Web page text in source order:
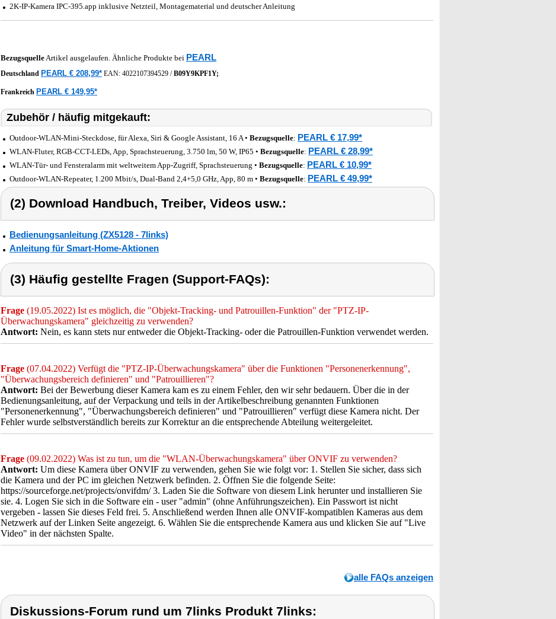
2K-IP-Kamera IPC-395.app inklusive Netzteil, Montagematerial und deutscher Anleitung
BezugsquelleArtikel ausgelaufen. Ähnliche Produkte bei PEARL
Deutschland PEARL € 208,99* EAN: 4022107394529 /B09Y9KPF1Y;
Frankreich PEARL € 149,95*
Zubehör / häufig mitgekauft:
Outdoor-WLAN-Mini-Steckdose, für Alexa, Siri & Google Assistant, 16 A • Bezugsquelle: PEARL € 17,99*
WLAN-Fluter, RGB-CCT-LEDs, App, Sprachsteuerung, 3.750 lm, 50 W, IP65 • Bezugsquelle: PEARL € 28,99*
WLAN-Tür- und Fensteralarm mit weltweitem App-Zugriff, Sprachsteuerung • Bezugsquelle: PEARL € 10,99*
Outdoor-WLAN-Repeater, 1.200 Mbit/s, Dual-Band 2,4+5,0 GHz, App, 80 m • Bezugsquelle: PEARL € 49,99*
(2) Download Handbuch, Treiber, Videos usw.:
Bedienungsanleitung (ZX5128 - 7links)
Anleitung für Smart-Home-Aktionen
(3) Häufig gestellte Fragen (Support-FAQs):
Frage (19.05.2022) Ist es möglich, die "Objekt-Tracking- und Patrouillen-Funktion" der "PTZ-IP-
Überwachungskamera" gleichzeitig zu verwenden?
Antwort: Nein, es kann stets nur entweder die Objekt-Tracking- oder die Patrouillen-Funktion verwendet werden.
Frage (07.04.2022) Verfügt die "PTZ-IP-Überwachungskamera" über die Funktionen "Personenerkennung",
"Überwachungsbereich definieren" und "Patrouillieren"?
Antwort: Bei der Bewerbung dieser Kamera kam es zu einem Fehler, den wir sehr bedauern. Über die in der
Bedienungsanleitung, auf der Verpackung und teils in der Artikelbeschreibung genannten Funktionen
"Personenerkennung", "Überwachungsbereich definieren" und "Patrouillieren" verfügt diese Kamera nicht. Der
Fehler wurde selbstverständlich bereits zur Korrektur an die entsprechende Abteilung weitergeleitet.
Frage (09.02.2022) Was ist zu tun, um die "WLAN-Überwachungskamera" über ONVIF zu verwenden?
Antwort: Um diese Kamera über ONVIF zu verwenden, gehen Sie wie folgt vor: 1. Stellen Sie sicher, dass sich
die Kamera und der PC im gleichen Netzwerk befinden. 2. Öffnen Sie die folgende Seite:
https://sourceforge.net/projects/onvifdm/ 3. Laden Sie die Software von diesem Link herunter und installieren Sie
sie. 4. Logen Sie sich in die Software ein - user "admin" (ohne Anführungszeichen). Ein Passwort ist nicht
vergeben - lassen Sie dieses Feld frei. 5. Anschließend werden Ihnen alle ONVIF-kompatiblen Kameras aus dem
Netzwerk auf der Linken Seite angezeigt. 6. Wählen Sie die entsprechende Kamera aus und klicken Sie auf "Live
Video" in der nächsten Spalte.
alle FAQs anzeigen
Diskussions-Forum rund um 7links Produkt 7links: